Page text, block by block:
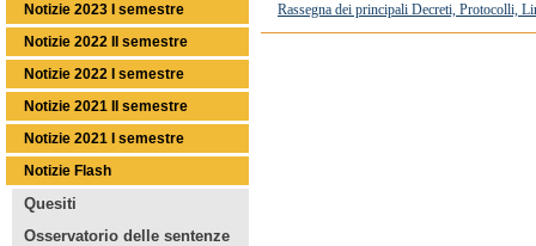
Notizie 2023 I semestre
Notizie 2022 II semestre
Notizie 2022 I semestre
Notizie 2021 II semestre
Notizie 2021 I semestre
Notizie Flash
Quesiti
Osservatorio delle sentenze
Rassegna dei principali Decreti, Protocolli,